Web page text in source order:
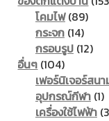
โคมไฟ 8989
กระจก 1414
กรอบรูป 1212
อื่นๆ 104104
products
เฟอร์นิเจอร์สน
อุปกรณ์กีฬา 11
เครื่องใช้ไฟฟ้า